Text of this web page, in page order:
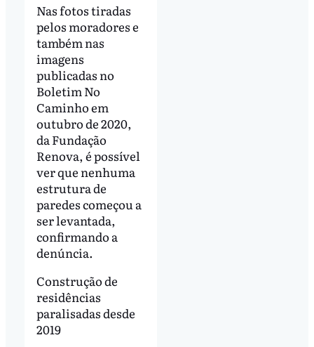
Nas fotos tiradas
pelos moradores e
também nas
imagens
publicadas no
Boletim No
Caminho em
outubro de 2020,
da Fundação
Renova, é possível
ver que nenhuma
estrutura de
paredes começou a
ser levantada,
confirmando a
denúncia.
Construção de
residências
paralisadas desde
2019